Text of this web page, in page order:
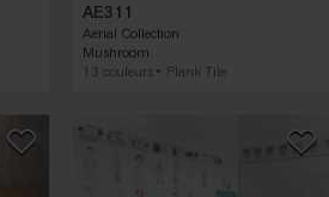
AE311
Aerial Collection
Mushroom
13 couleurs
Plank Tile